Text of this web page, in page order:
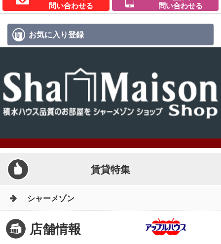
問い合わせる
問い合わせる
お気に入り登録
賃貸特集
シャーメゾン
店舗情報